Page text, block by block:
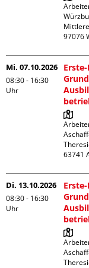
Mi. 07.10.2026
08:30 - 16:30
Uhr
Di. 13.10.2026
08:30 - 16:30
Uhr